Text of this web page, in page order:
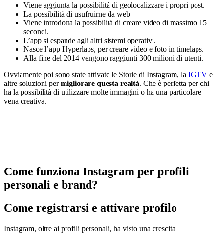
Viene aggiunta la possibilità di geolocalizzare i propri post.
La possibilità di usufruirne da web.
Viene introdotta la possibilità di creare video di massimo 15
secondi.
L’app si espande agli altri sistemi operativi.
Nasce l’app Hyperlaps, per creare video e foto in timelaps.
Alla fine del 2014 vengono raggiunti 300 milioni di utenti.
Ovviamente poi sono state attivate le Storie di Instagram, la IGTV e
altre soluzioni permigliorare questa realtà. Che è perfetta per chi
ha la possibilità di utilizzare molte immagini o ha una particolare
vena creativa.
Come funziona Instagram per profili
personali e brand?
Come registrarsi e attivare profilo
Instagram, oltre ai profili personali, ha visto una crescita